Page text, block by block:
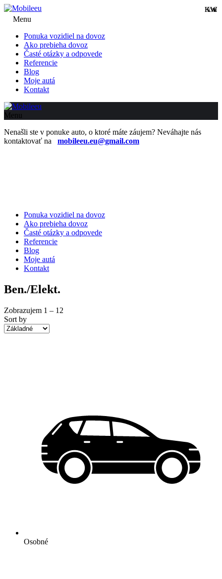
Menu
Ponuka vozidiel na dovoz
Ako prebieha dovoz
Časté otázky a odpovede
Referencie
Blog
Moje autá
Kontakt
Menu
Nenašli ste v ponuke auto, o ktoré máte záujem? Neváhajte nás
kontaktovať na mobileeu.eu@gmail.com
Ponuka vozidiel na dovoz
Ako prebieha dovoz
Časté otázky a odpovede
Referencie
Blog
Moje autá
Kontakt
Ben./Elekt.
Zobrazujem 1 – 12
Sort by
Osobné
€
km
KW
KW